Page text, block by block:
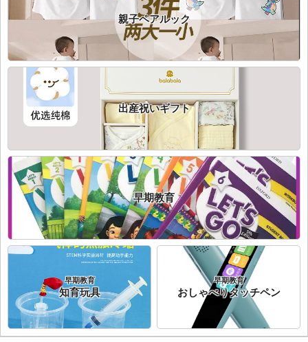
親子ペアルック
出産祝いギフト
早期教育
早期教育
知育玩具
早期教育
おしゃべりタッチペン